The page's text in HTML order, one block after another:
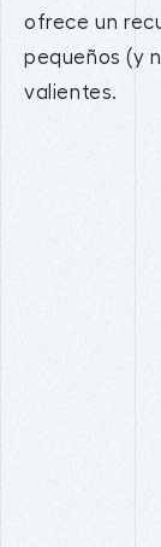
ofrece un
pequeños (y
valientes.